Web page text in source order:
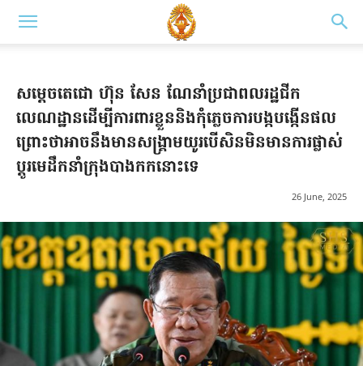
សម្តេចតេជោ ហ៊ុន សែន ណែនាំប្រជាពលរដ្ឋជីក
លេណដ្ឋានដើម្បីការពារខ្លួននិងកុំភ្លេចការបង្កបង្កើនផល
ព្រោះថាអាចនឹងមានសង្គ្រាមយូរបើសិនមិនមានការផ្លាស់
ប្ដូរមេដឹកនាំក្រុងបាងកកនោះទេ
26 June, 2025